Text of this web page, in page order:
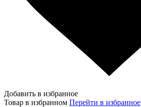
Добавить в избранное
Товар в избранном Перейти в избранное